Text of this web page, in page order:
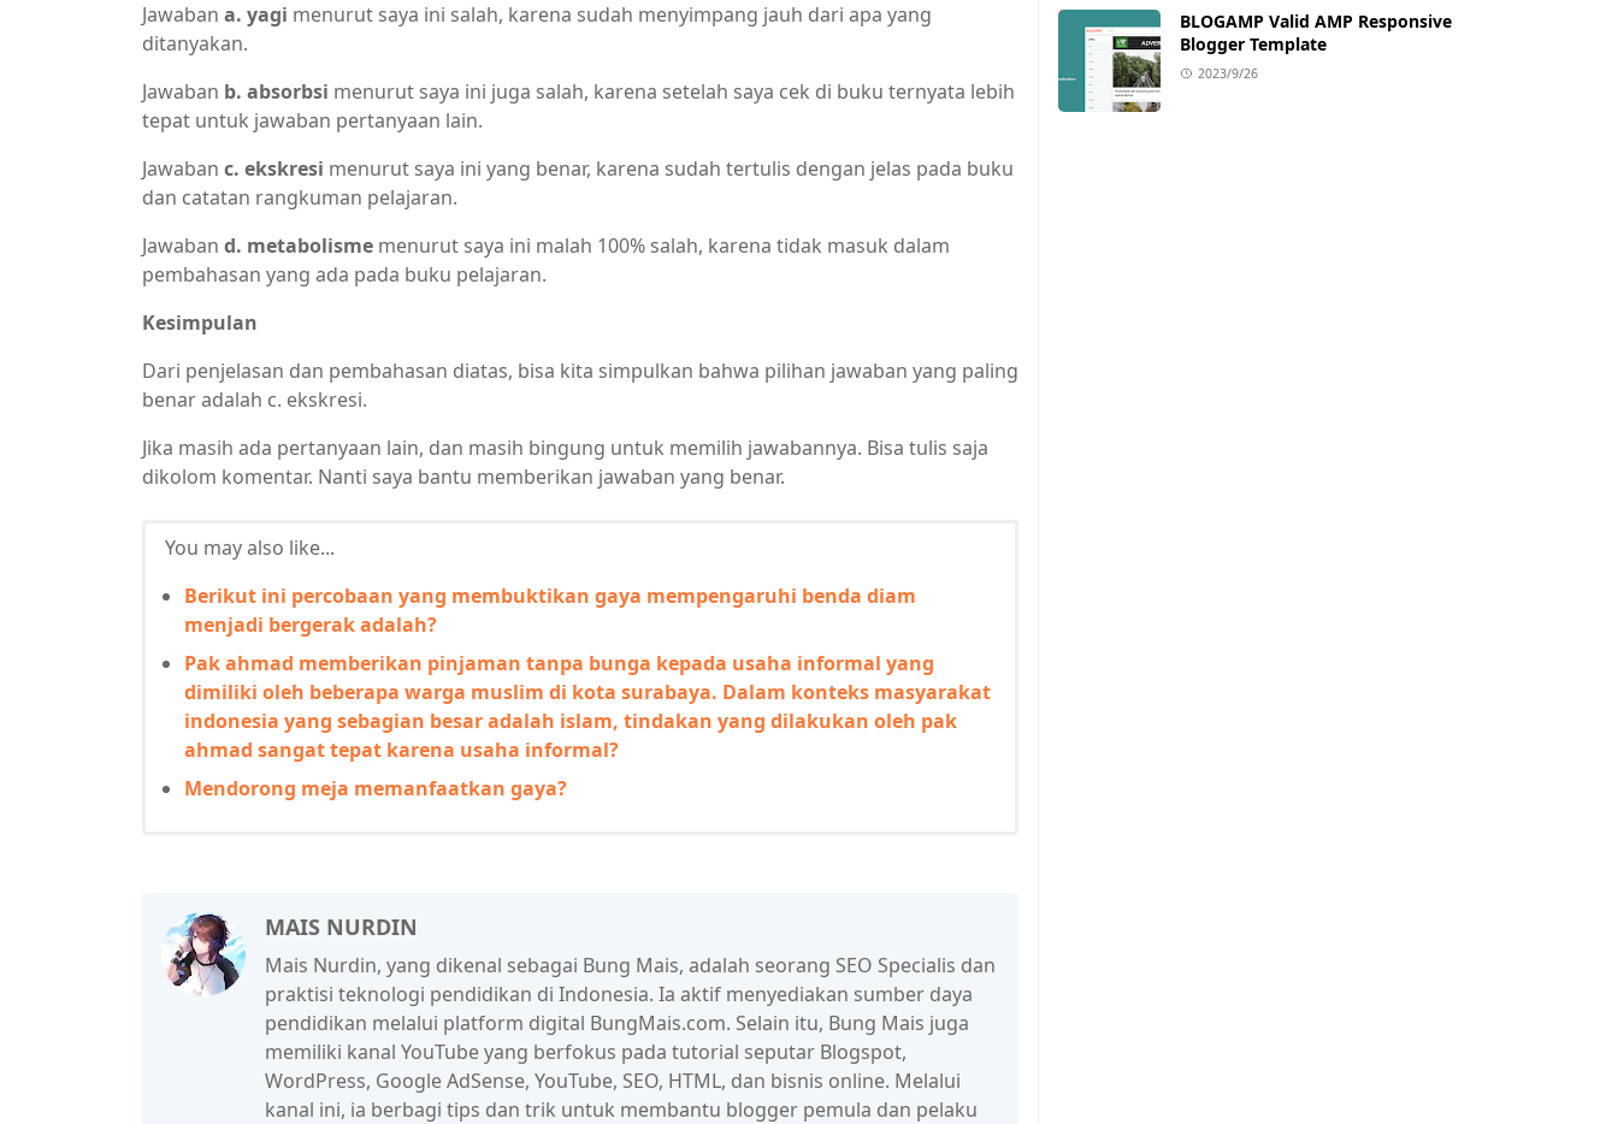
Jawaban a. yagi menurut saya ini salah, karena sudah menyimpang jauh dari apa yang
ditanyakan.
Jawaban b. absorbsi menurut saya ini juga salah, karena setelah saya cek di buku ternyata lebih
tepat untuk jawaban pertanyaan lain.
Jawaban c. ekskresi menurut saya ini yang benar, karena sudah tertulis dengan jelas pada buku
dan catatan rangkuman pelajaran.
Jawaban d. metabolisme menurut saya ini malah 100% salah, karena tidak masuk dalam
pembahasan yang ada pada buku pelajaran.
Kesimpulan
Dari penjelasan dan pembahasan diatas, bisa kita simpulkan bahwa pilihan jawaban yang paling
benar adalah c. ekskresi.
Jika masih ada pertanyaan lain, dan masih bingung untuk memilih jawabannya. Bisa tulis saja
dikolom komentar. Nanti saya bantu memberikan jawaban yang benar.
You may also like...
Berikut ini percobaan yang membuktikan gaya mempengaruhi benda diam
menjadi bergerak adalah?
Pak ahmad memberikan pinjaman tanpa bunga kepada usaha informal yang
dimiliki oleh beberapa warga muslim di kota surabaya. Dalam konteks masyarakat
indonesia yang sebagian besar adalah islam, tindakan yang dilakukan oleh pak
ahmad sangat tepat karena usaha informal?
Mendorong meja memanfaatkan gaya?
MAIS NURDIN
Mais Nurdin, yang dikenal sebagai Bung Mais, adalah seorang SEO Specialis dan
praktisi teknologi pendidikan di Indonesia. Ia aktif menyediakan sumber daya
pendidikan melalui platform digital BungMais.com. Selain itu, Bung Mais juga
memiliki kanal YouTube yang berfokus pada tutorial seputar Blogspot,
WordPress, Google AdSense, YouTube, SEO, HTML, dan bisnis online. Melalui
kanal ini, ia berbagi tips dan trik untuk membantu blogger pemula dan pelaku
BLOGAMP Valid AMP Responsive
Blogger Template
2023/9/26